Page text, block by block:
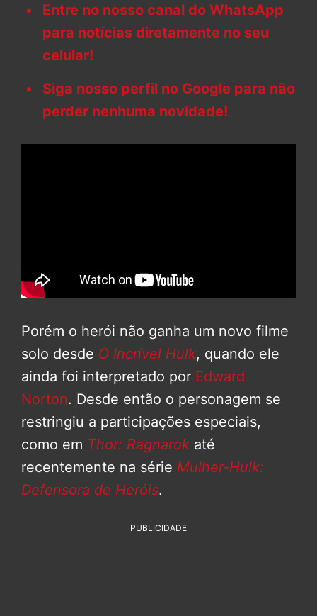
Entre no nosso canal do WhatsApp
para notícias diretamente no seu
celular!
Siga nosso perfil no Google para não
perder nenhuma novidade!
Porém o herói não ganha um novo filme
solo desde O Incrível Hulk, quando ele
ainda foi interpretado por Edward
Norton. Desde então o personagem se
restringiu a participações especiais,
como em Thor: Ragnarok até
recentemente na série Mulher-Hulk:
Defensora de Heróis.
PUBLICIDADE